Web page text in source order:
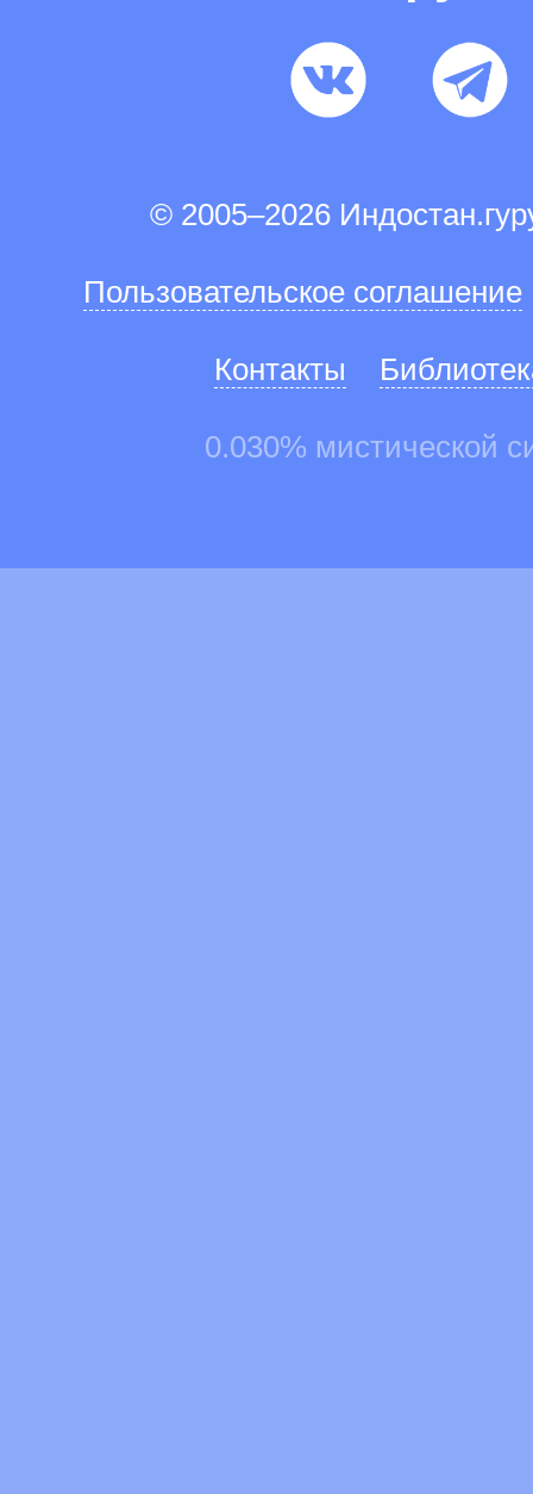
© 2005–2026
Пользовательское соглашение
Контакты
0.030% мистической